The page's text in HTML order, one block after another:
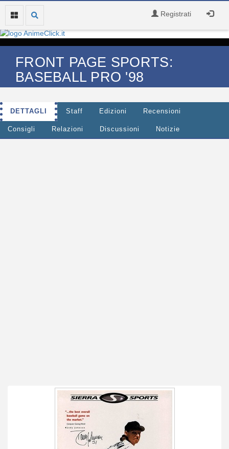
Registrati
FRONT PAGE SPORTS:
BASEBALL PRO '98
DETTAGLI Staff Edizioni Recensioni
Consigli Relazioni Discussioni Notizie